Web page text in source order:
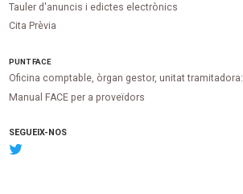
Tauler d'anuncis i edictes electrònics
Cita Prèvia
PUNTFACE
Oficina comptable, òrgan gestor, unitat tramitadora:
Manual FACE per a proveïdors
SEGUEIX-NOS